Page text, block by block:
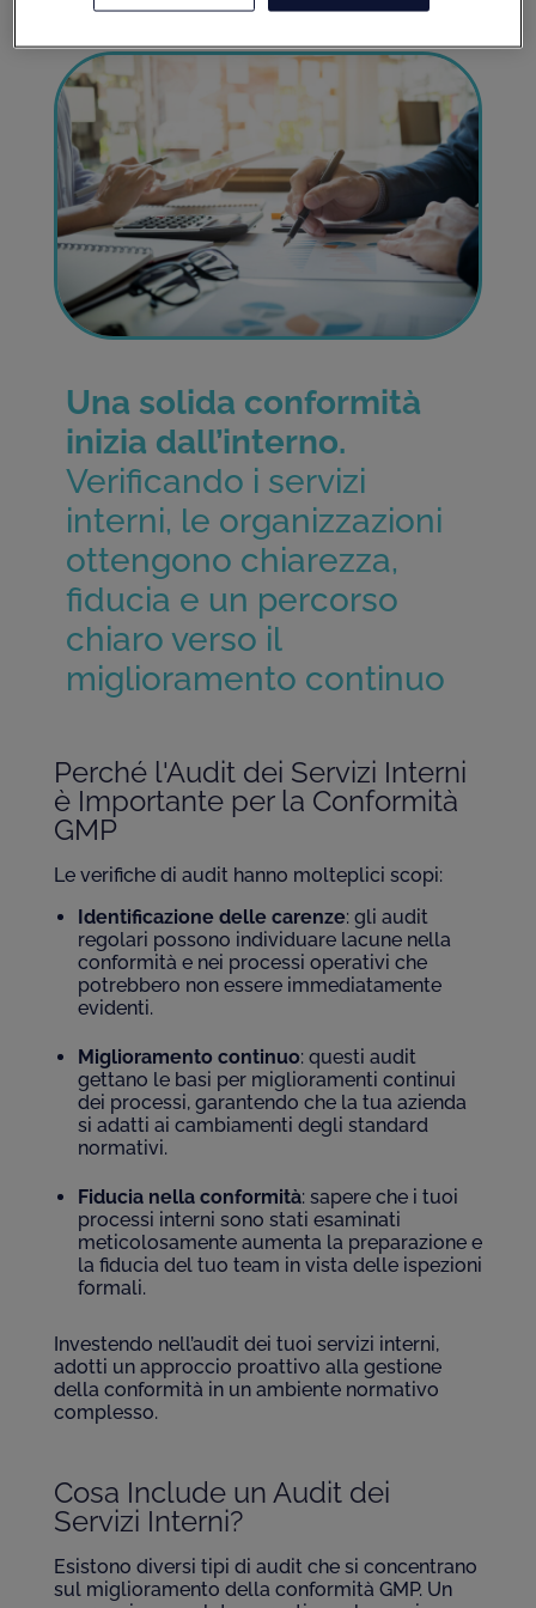
Una solida conformità
inizia dall’interno.
Verificando i servizi
interni, le organizzazioni
ottengono chiarezza,
fiducia e un percorso
chiaro verso il
miglioramento continuo
Perché l'Audit dei Servizi Interni
è Importante per la Conformità
GMP
Le verifiche di audit hanno molteplici scopi:
Identificazione delle carenze: gli audit
regolari possono individuare lacune nella
conformità e nei processi operativi che
potrebbero non essere immediatamente
evidenti.
Miglioramento continuo: questi audit
gettano le basi per miglioramenti continui
dei processi, garantendo che la tua azienda
si adatti ai cambiamenti degli standard
normativi.
Fiducia nella conformità: sapere che i tuoi
processi interni sono stati esaminati
meticolosamente aumenta la preparazione e
la fiducia del tuo team in vista delle ispezioni
formali.
Investendo nell’audit dei tuoi servizi interni,
adotti un approccio proattivo alla gestione
della conformità in un ambiente normativo
complesso.
Cosa Include un Audit dei
Servizi Interni?
Esistono diversi tipi di audit che si concentrano
sul miglioramento della conformità GMP. Un